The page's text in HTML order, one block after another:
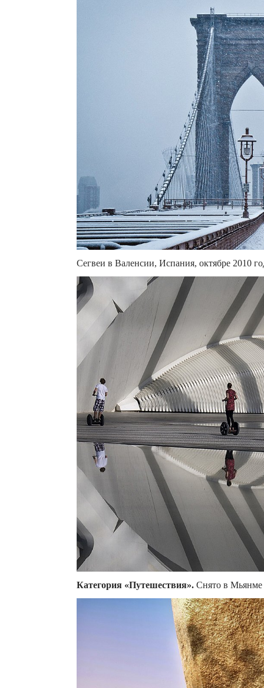
Сегвеи в Валенсии, Испания, октябре 2010
Категория «Путешествия». Снято в Мьянме